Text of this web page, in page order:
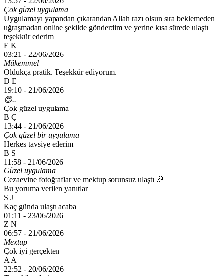
Çok güzel uygulama
Uygulamayı yapandan çıkarandan Allah razı olsun sıra beklemeden
uğraşmadan online şekilde gönderdim ve yerine kısa sürede ulaştı
teşekkür ederim
E K
03:21 - 22/06/2026
Mükemmel
Oldukça pratik. Teşekkür ediyorum.
D E
19:10 - 21/06/2026
😍..
Çok güzel uygulama
B Ç
13:44 - 21/06/2026
Çok güzel bir uygulama
Herkes tavsiye ederim
B S
11:58 - 21/06/2026
Güzel uygulama
Cezaevine fotoğraflar ve mektup sorunsuz ulaştı 🎉
Bu yoruma verilen yanıtlar
S J
Kaç günda ulaştı acaba
01:11 - 23/06/2026
Z N
06:57 - 21/06/2026
Mextup
Çok iyi gerçekten
A A
22:52 - 20/06/2026